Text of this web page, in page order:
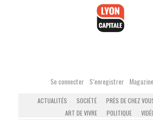
Se connecter S’enregistrer
ACTUALITÉS SOCIÉTÉ PRÈS DE CHEZ
ART DE VIVRE
POLITIQUE